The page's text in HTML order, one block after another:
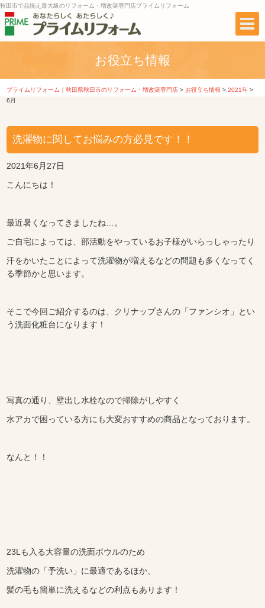
秋田市で品揃え最大級のリフォーム・増改築専門店プライムリフォーム
お役立ち情報
プライムリフォーム｜秋田県秋田市のリフォーム・増改築専門店 > お役立ち情報 >2021年 >
6月
洗濯物に関してお悩みの方必見です！！
2021年6月27日
こんにちは！
最近暑くなってきましたね…。
ご自宅によっては、部活動をやっているお子様がいらっしゃったり
汗をかいたことによって洗濯物が増えるなどの問題も多くなってく
る季節かと思います。
そこで今回ご紹介するのは、クリナップさんの「ファンシオ」とい
う洗面化粧台になります！
写真の通り、壁出し水栓なので掃除がしやすく
水アカで困っている方にも大変おすすめの商品となっております。
なんと！！
23Lも入る大容量の洗面ボウルのため
洗濯物の「予洗い」に最適であるほか、
髪の毛も簡単に洗えるなどの利点もあります！